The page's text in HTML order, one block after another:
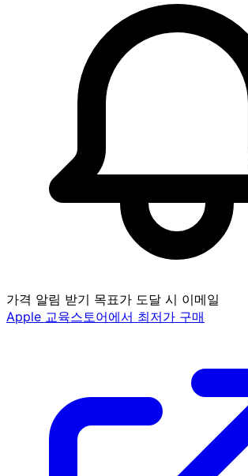
가격 알림 받기 목표가 도달 시 이메일
Apple 교육스토어에서 최저가 구매